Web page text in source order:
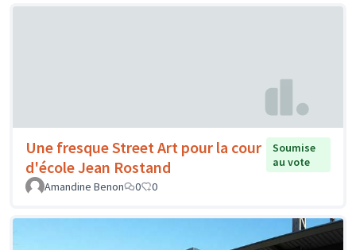
Une fresque Street Art pour la cour
d'école Jean Rostand
Soumise
au vote
Amandine Benon
0 0